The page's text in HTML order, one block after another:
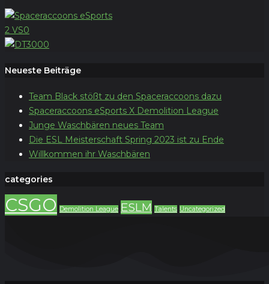
2 VS0
Neueste Beiträge
Team Black stößt zu den Spaceraccoons dazu
Spaceraccoons eSports X Demolition League
Junge Waschbären neues Team
Die ESL Meisterschaft Spring 2023 ist zu Ende
Willkommen ihr Waschbären
categories
CSGO Demolition League ESLM Talents Uncategorized